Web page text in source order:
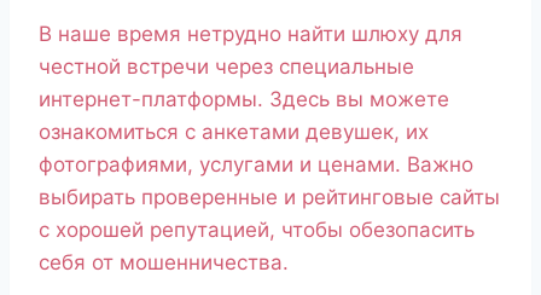
В наше время нетрудно найти шлюху для
честной встречи через специальные
интернет-платформы. Здесь вы можете
ознакомиться с анкетами девушек, их
фотографиями, услугами и ценами. Важно
выбирать проверенные и рейтинговые сайты
с хорошей репутацией, чтобы обезопасить
себя от мошенничества.